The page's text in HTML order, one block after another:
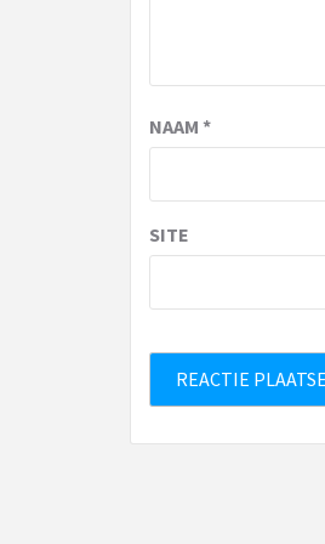
NAAM *
SITE